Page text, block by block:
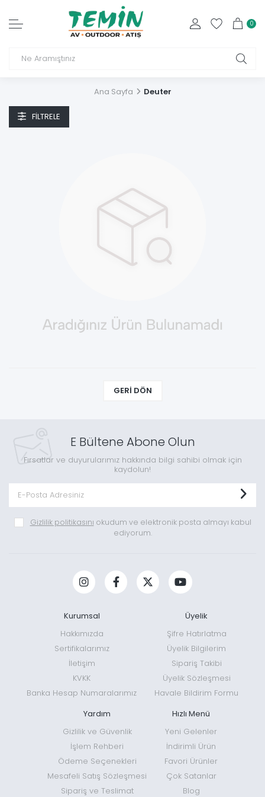
0
Ana Sayfa Deuter
FILTRELE
GERI DÖN
E Bültene Abone Olun
Fırsatlar ve duyurularımız hakkında bilgi sahibi olmak için
kaydolun!
Gizlilik politikasını okudum ve elektronik posta almayı kabul
ediyorum.
Kurumsal
Hakkımızda
Sertifikalarımız
İletişim
KVKK
Banka Hesap Numaralarımız
Üyelik
Şifre Hatırlatma
Üyelik Bilgilerim
Sipariş Takibi
Üyelik Sözleşmesi
Havale Bildirim Formu
Yardım
Gizlilik ve Güvenlik
İşlem Rehberi
Ödeme Seçenekleri
Mesafeli Satış Sözleşmesi
Sipariş ve Teslimat
Hızlı Menü
Yeni Gelenler
İndirimli Ürün
Favori Ürünler
Çok Satanlar
Blog